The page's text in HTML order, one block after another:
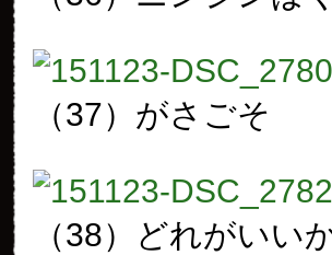
（37）がさごそ
（38）どれがいい